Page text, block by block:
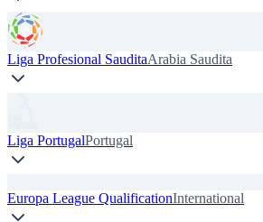
Liga Profesional SauditaArabia Saudita
Liga PortugalPortugal
Europa League QualificationInternational